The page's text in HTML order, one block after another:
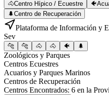
🐴Centro Hípico / Ecuestre 🐠
🌲Centro de Recuperación
Plataforma de Información y
Sev
🐆 🐆 🐴 🐴 🐠 🌲
Zoológicos y Parques
Centros Ecuestres
Acuarios y Parques Marinos
Centros de Recuperación
Centros Encontrados: 6 en la